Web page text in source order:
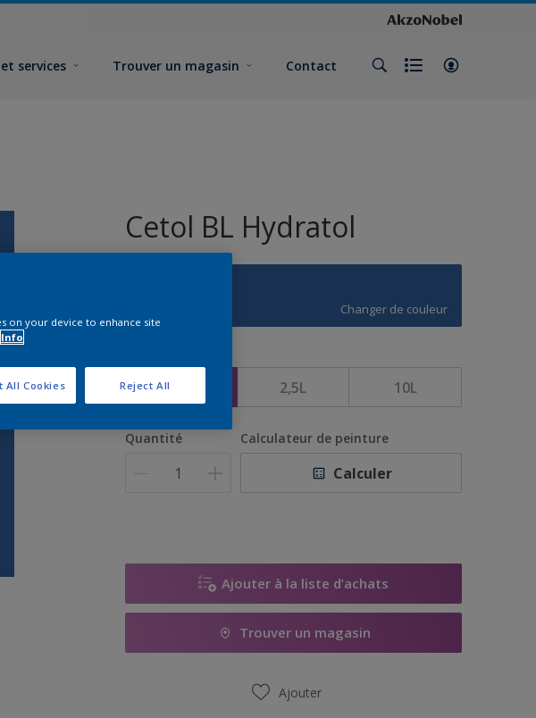
services Trouver un magasin Contact
Cetol BL Hydratol
Changer de couleur
2,5L 10L
Quantité Calculateur de peinture
Calculer
Ajouter à la liste d’achats
Trouver un magasin
Ajouter
on your device to enhance site
Info
Reject All
All Cookies